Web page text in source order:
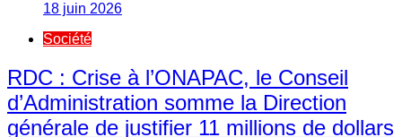
18 juin 2026
Société
RDC : Crise à l’ONAPAC, le Conseil
d’Administration somme la Direction
générale de justifier 11 millions de dollars